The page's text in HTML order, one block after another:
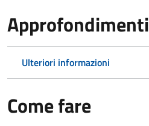
Approfondimenti
Ulteriori informazioni
Come fare